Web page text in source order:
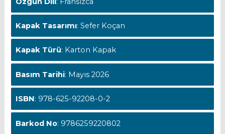
Kapak Tasarımı: Sefer Koçan
Kapak Türü: Karton Kapak
Basım Tarihi: Mayıs 2026
ISBN: 978-625-92208-0-2
Barkod No: 9786259220802